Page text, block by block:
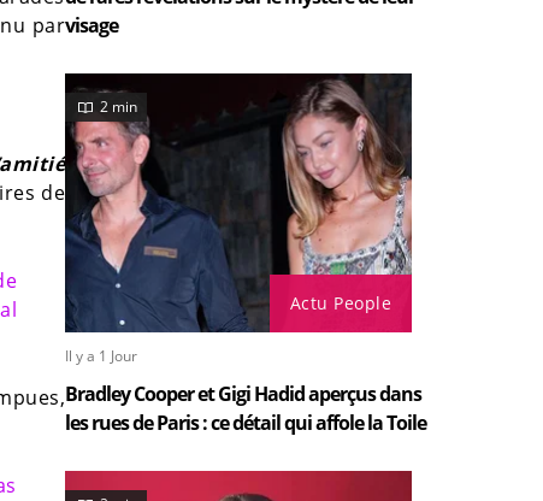
par
de
visage
Actu People
2 min
Il y a 1 Jour
Bradley Cooper et Gigi Hadid aperçus dans
les rues de Paris : ce détail qui affole la Toile